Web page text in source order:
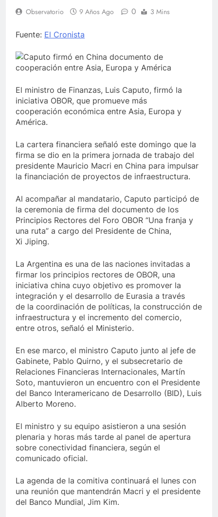
Observatorio 9 Años Ago 0 3 Mins
Fuente: El Cronista
El ministro de Finanzas, Luis Caputo, firmó la
iniciativa OBOR, que promueve más
cooperación económica entre Asia, Europa y
América.
La cartera financiera señaló este domingo que la
firma se dio en la primera jornada de trabajo del
presidente Mauricio Macri en China para impulsar
la financiación de proyectos de infraestructura.
Al acompañar al mandatario, Caputo participó de
la ceremonia de firma del documento de los
Principios Rectores del Foro OBOR “Una franja y
una ruta” a cargo del Presidente de China,
Xi Jiping.
La Argentina es una de las naciones invitadas a
firmar los principios rectores de OBOR, una
iniciativa china cuyo objetivo es promover la
integración y el desarrollo de Eurasia a través
de la coordinación de políticas, la construcción de
infraestructura y el incremento del comercio,
entre otros, señaló el Ministerio.
En ese marco, el ministro Caputo junto al jefe de
Gabinete, Pablo Quirno, y el subsecretario de
Relaciones Financieras Internacionales, Martín
Soto, mantuvieron un encuentro con el Presidente
del Banco Interamericano de Desarrollo (BID), Luis
Alberto Moreno.
El ministro y su equipo asistieron a una sesión
plenaria y horas más tarde al panel de apertura
sobre conectividad financiera, según el
comunicado oficial.
La agenda de la comitiva continuará el lunes con
una reunión que mantendrán Macri y el presidente
del Banco Mundial, Jim Kim.